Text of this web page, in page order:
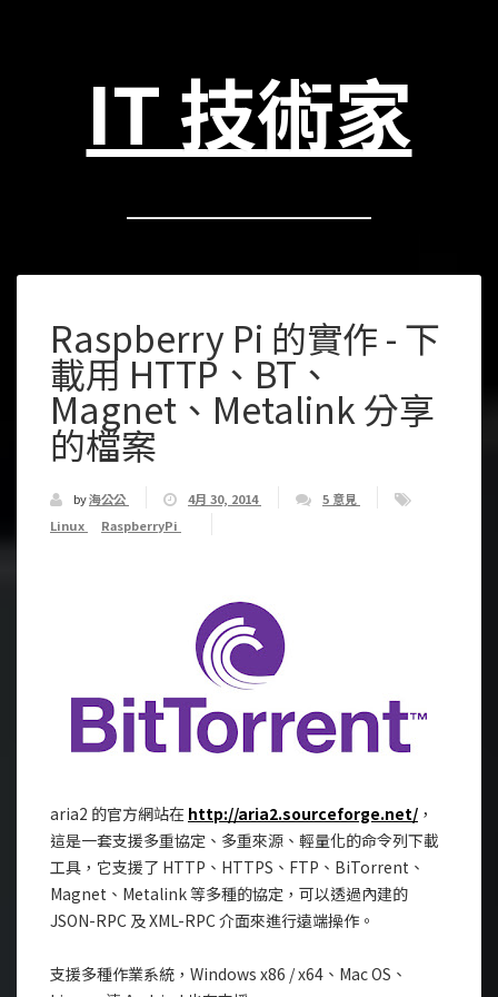
IT 技術家
Raspberry Pi 的實作 - 下
載用 HTTP、BT、
Magnet、Metalink 分享
的檔案
by海公公 4月 30, 2014
5 意見
Linux
RaspberryPi
aria2 的官方網站在 http://aria2.sourceforge.net/ ，
這是一套支援多重協定、多重來源、輕量化的命令列下載
工具，它支援了 HTTP、HTTPS、FTP、BiTorrent、
Magnet、Metalink 等多種的協定，可以透過內建的
JSON-RPC 及 XML-RPC 介面來進行遠端操作。
支援多種作業系統，Windows x86 / x64、Mac OS、